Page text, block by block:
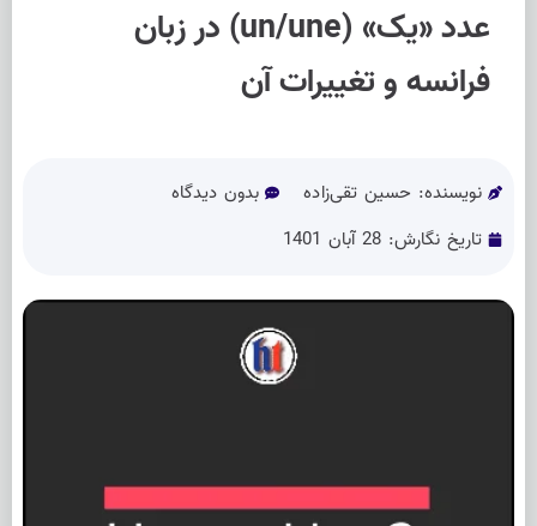
عدد «یک» (un/une) در زبان
فرانسه و تغییرات آن
نویسنده: حسین تقی‌زاده
بدون دیدگاه
تاریخ نگارش: 28 آبان 1401